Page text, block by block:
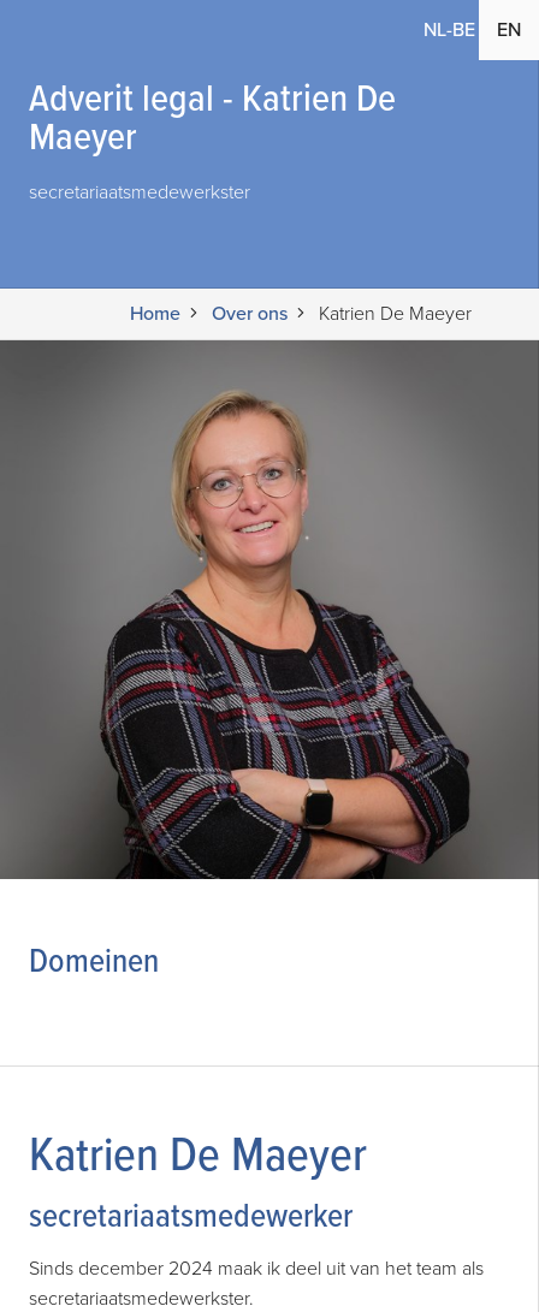
NL-BE EN
Adverit legal - Katrien De
Maeyer
secretariaatsmedewerkster
Home Over ons Katrien De Maeyer
Domeinen
Katrien De Maeyer
secretariaatsmedewerker
Sinds december 2024 maak ik deel uit van het team als
secretariaatsmedewerkster.